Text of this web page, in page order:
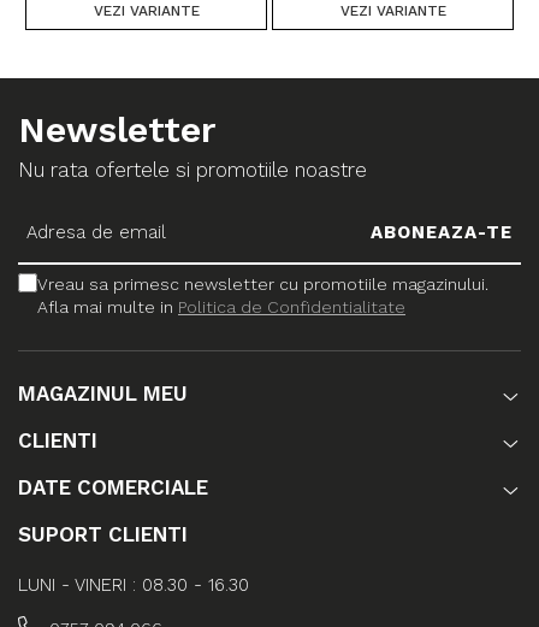
VEZI VARIANTE VEZI VARIANTE
Newsletter
Nu rata ofertele si promotiile noastre
Vreau sa primesc newsletter cu promotiile magazinului.
Afla mai multe in Politica de Confidentialitate
MAGAZINUL MEU
CLIENTI
DATE COMERCIALE
SUPORT CLIENTI
LUNI - VINERI : 08.30 - 16.30